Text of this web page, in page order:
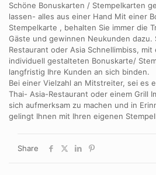
Schöne Bonuskarten / Stempelkarten
lassen- alles aus einer Hand Mit einer
Stempelkarte , behalten Sie immer die
Gäste und gewinnen Neukunden dazu.
Restaurant oder Asia Schnellimbiss,
individuell gestalteten Bonuskarte/
langfristig Ihre Kunden an sich binden.
Bei einer Vielzahl an Mitstreiter, sei es
Thai- Asia-Restaurant oder einem Grill
sich aufmerksam zu machen und in
gelingt Ihnen mit Ihren eigenen
Share